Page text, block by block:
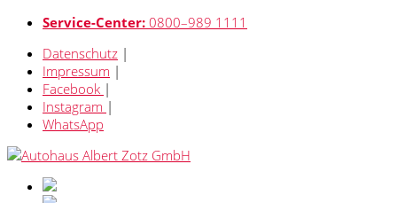
Service-Center: 0800–989 1111
Datenschutz |
Impressum |
Facebook |
Instagram |
WhatsApp